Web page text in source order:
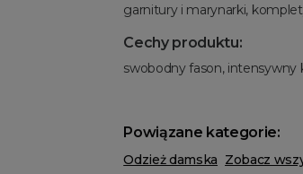
garnitury i marynarki,
Cechy produktu:
swobodny fason, intensywny
Powiązane kategorie:
Odzież damska Zobacz